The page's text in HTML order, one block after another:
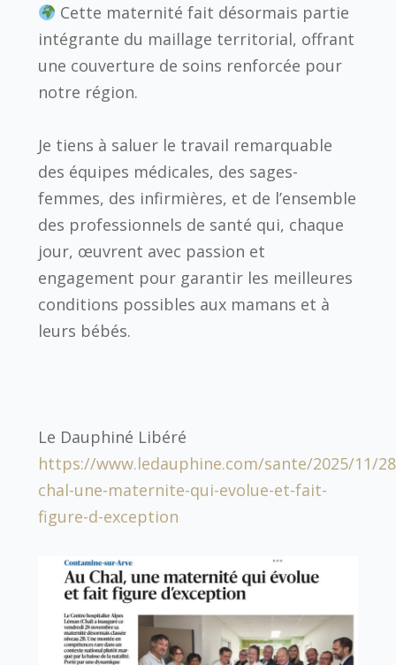
Cette maternité fait désormais partie
intégrante du maillage territorial, offrant
une couverture de soins renforcée pour
notre région.
Je tiens à saluer le travail remarquable
des équipes médicales, des sages-
femmes, des infirmières, et de l’ensemble
des professionnels de santé qui, chaque
jour, œuvrent avec passion et
engagement pour garantir les meilleures
conditions possibles aux mamans et à
leurs bébés.
Le Dauphiné Libéré
https://www.ledauphine.com/sante/2025/11/
chal-une-maternite-qui-evolue-et-fait-
figure-d-exception